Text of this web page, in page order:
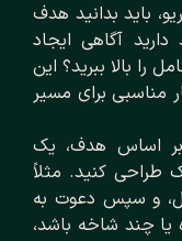
باید بدانید هدف
آگاهی ایجاد
را بالا ببرید؟ این
برای مسیر
بر اساس هدف، یک
طراحی کنید. مثلاً
و سپس دعوت به
یا چند شاخه باشد،